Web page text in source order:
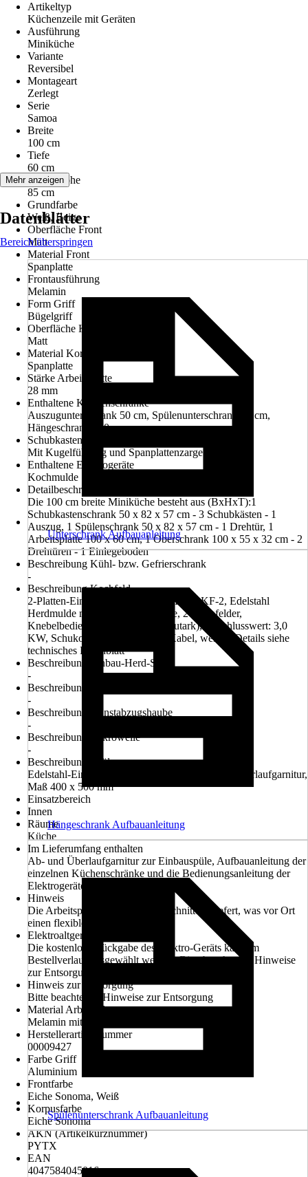
Artikeltyp
Küchenzeile mit Geräten
Ausführung
Miniküche
Variante
Reversibel
Montageart
Zerlegt
Serie
Samoa
Breite
100 cm
Tiefe
60 cm
Arbeitshöhe
85 cm
Grundfarbe
Weiß, Beige
Oberfläche Front
Matt
Material Front
Spanplatte
Frontausführung
Melamin
Form Griff
Bügelgriff
Oberfläche Korpus
Matt
Material Korpus
Spanplatte
Stärke Arbeitsplatte
28 mm
Enthaltene Küchenschränke
Auszugunterschrank 50 cm, Spülenunterschrank 50 cm,
Hängeschrank 100 cm
Schubkastenausführung
Mit Kugelführung und Spanplattenzarge
Enthaltene Elektrogeräte
Kochmulde
Detailbeschreibung Küchenmöbel
Die 100 cm breite Miniküche besteht aus (BxHxT):1
Schubkastenschrank 50 x 82 x 57 cm - 3 Schubkästen - 1
Auszug, 1 Spülenschrank 50 x 82 x 57 cm - 1 Drehtür, 1
Arbeitsplatte 100 x 60 cm, 1 Oberschrank 100 x 55 x 32 cm - 2
Drehtüren - 1 Einlegeboden
Beschreibung Kühl- bzw. Gefrierschrank
-
Beschreibung Kochfeld
2-Platten-Einbaukochfeld (PKM) EB-DKF-2, Edelstahl
Herdmulde mit Restwärmeanzeige, 2 Kochfelder,
Knebelbedienung, steckerfertig (autark), Anschlusswert: 3,0
KW, Schukostecker mit 140 cm Kabel, weitere Details siehe
technisches Datenblatt
Beschreibung Einbau-Herd-Set
-
Beschreibung Geschirrspüler
-
Beschreibung Dunstabzugshaube
-
Beschreibung Mikrowelle
-
Beschreibung Spüle
Edelstahl-Einbauspüle (1 Becken) mit Ab- und Überlaufgarnitur,
Maß 400 x 500 mm
Einsatzbereich
Innen
Räume
Küche
Im Lieferumfang enthalten
Ab- und Überlaufgarnitur zur Einbauspüle, Aufbauanleitung der
einzelnen Küchenschränke und die Bedienungsanleitung der
Elektrogeräte
Hinweis
Die Arbeitsplatte wird ohne Ausschnitte geliefert, was vor Ort
einen flexiblen Aufbau zulässt.
Elektroaltgerät-Rücknahme
Die kostenlose Rückgabe des Elektro-Geräts kann im
Bestellverlauf ausgewählt werden. Bitte beachte die Hinweise
zur Entsorgung.
Hinweis zur Entsorgung
Bitte beachte die Hinweise zur Entsorgung
Material Arbeitsplatte
Melamin mit gerader Dünnkante
Herstellerartikelnummer
00009427
Farbe Griff
Aluminium
Frontfarbe
Eiche Sonoma, Weiß
Korpusfarbe
Eiche Sonoma
AKN (Artikelkurznummer)
PYTX
EAN
4047584045016
Mehr anzeigen
Datenblätter
Bereich überspringen
Unterschrank Aufbauanleitung
Hängeschrank Aufbauanleitung
Spülenunterschrank Aufbauanleitung